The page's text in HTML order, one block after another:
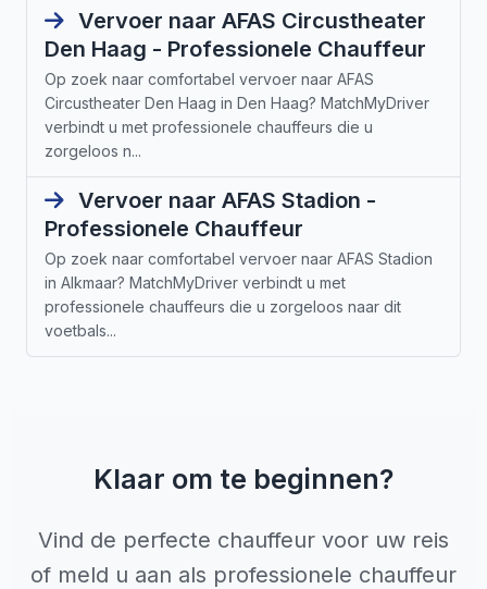
Vervoer naar AFAS Circustheater
Den Haag - Professionele Chauffeur
Op zoek naar comfortabel vervoer naar AFAS
Circustheater Den Haag in Den Haag? MatchMyDriver
verbindt u met professionele chauffeurs die u
zorgeloos n...
Vervoer naar AFAS Stadion -
Professionele Chauffeur
Op zoek naar comfortabel vervoer naar AFAS Stadion
in Alkmaar? MatchMyDriver verbindt u met
professionele chauffeurs die u zorgeloos naar dit
voetbals...
Klaar om te beginnen?
Vind de perfecte chauffeur voor uw reis
of meld u aan als professionele chauffeur